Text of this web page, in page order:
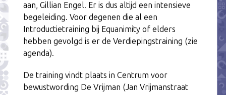
aan, Gillian Engel. Er is dus altijd een intensieve
begeleiding. Voor degenen die al een
Introductietraining bij Equanimity of elders
hebben gevolgd is er de Verdiepingstraining (zie
agenda).
De training vindt plaats in Centrum voor
bewustwording De Vrijman (Jan Vrijmanstraat